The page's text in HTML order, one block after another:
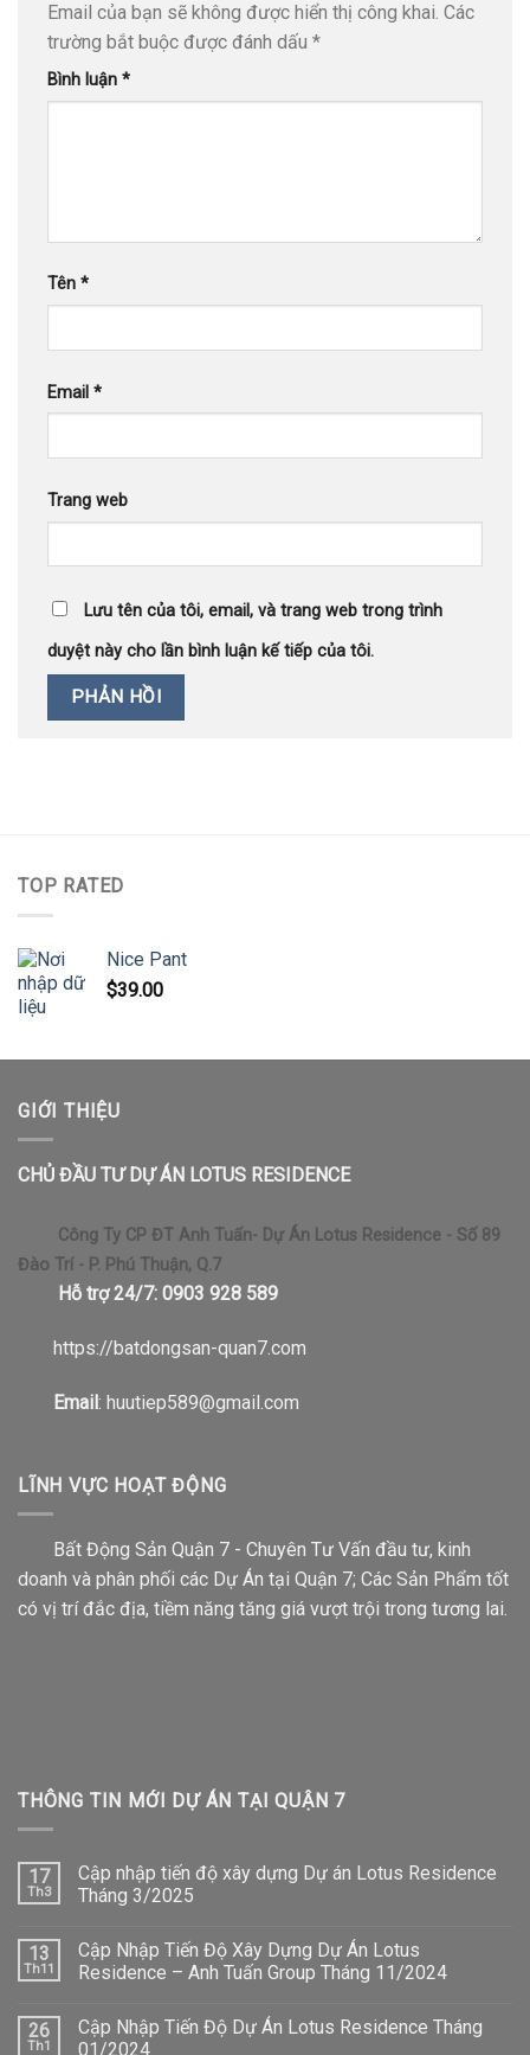
Email của bạn sẽ không được hiển thị công khai. Các
trường bắt buộc được đánh dấu *
Bình luận *
Tên *
Email *
Trang web
Lưu tên của tôi, email, và trang web trong trình
duyệt này cho lần bình luận kế tiếp của tôi.
TOP RATED
Nice Pant
$39.00
GIỚI THIỆU
CHỦ ĐẦU TƯ DỰ ÁN LOTUS RESIDENCE
Công Ty CP ĐT Anh Tuấn- Dự Án Lotus Residence - Số 89
Đào Trí - P. Phú Thuận, Q.7
Hỗ trợ 24/7: 0903 928 589
https://batdongsan-quan7.com
Email: huutiep589@gmail.com
LĨNH VỰC HOẠT ĐỘNG
Bất Động Sản Quận 7 - Chuyên Tư Vấn đầu tư, kinh
doanh và phân phối các Dự Án tại Quận 7; Các Sản Phẩm tốt
có vị trí đắc địa, tiềm năng tăng giá vượt trội trong tương lai.
THÔNG TIN MỚI DỰ ÁN TẠI QUẬN 7
17
Th3
Cập nhập tiến độ xây dựng Dự án Lotus Residence
Tháng 3/2025
13
Th11
Cập Nhập Tiến Độ Xây Dựng Dự Án Lotus
Residence – Anh Tuấn Group Tháng 11/2024
26
Th1
Cập Nhập Tiến Độ Dự Án Lotus Residence Tháng
01/2024